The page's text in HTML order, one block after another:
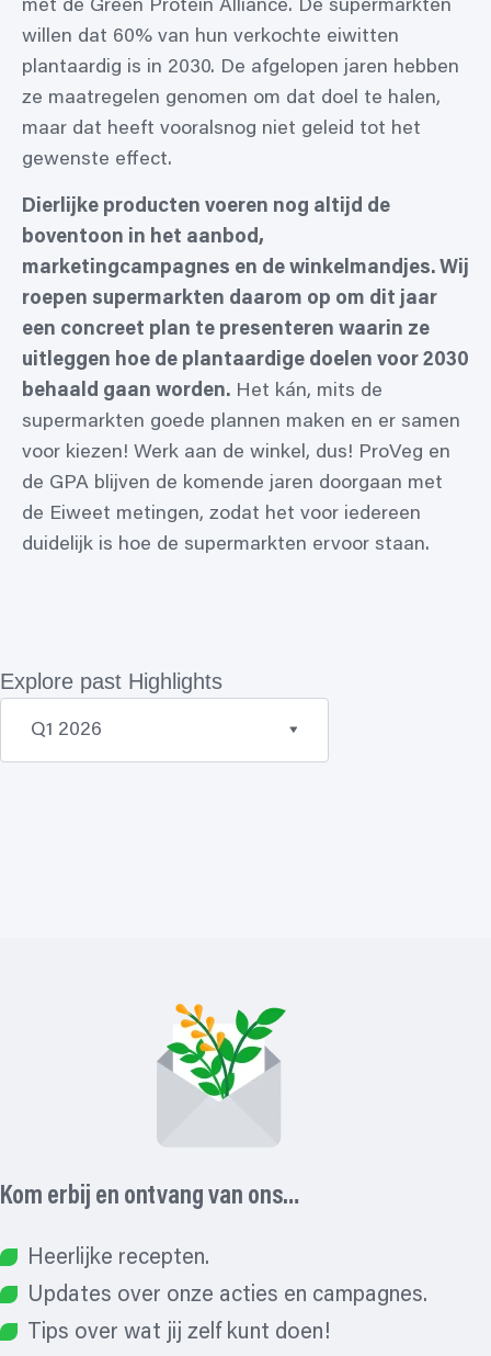
met de Green Protein Alliance. De supermarkten
willen dat 60% van hun verkochte eiwitten
plantaardig is in 2030. De afgelopen jaren hebben
ze maatregelen genomen om dat doel te halen,
maar dat heeft vooralsnog niet geleid tot het
gewenste effect.
Dierlijke producten voeren nog altijd de
boventoon in het aanbod,
marketingcampagnes en de winkelmandjes. Wij
roepen supermarkten daarom op om dit jaar
een concreet plan te presenteren waarin ze
uitleggen hoe de plantaardige doelen voor 2030
behaald gaan worden. Het kán, mits de
supermarkten goede plannen maken en er samen
voor kiezen! Werk aan de winkel, dus! ProVeg en
de GPA blijven de komende jaren doorgaan met
de Eiweet metingen, zodat het voor iedereen
duidelijk is hoe de supermarkten ervoor staan.
Explore past Highlights
Q1 2026
Kom erbij en ontvang van ons…
Heerlijke recepten.
Updates over onze acties en campagnes.
Tips over wat jij zelf kunt doen!